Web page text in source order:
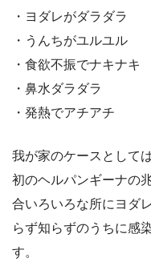
・ヨダレがダラダラ
・うんちがユルユル
・食欲不振でナキナキ
・鼻水ダラダラ
・発熱でアチアチ
我が家のケースとして
初のヘルパンギーナの
合いろいろな所にヨダ
らず知らずのうちに感
す。